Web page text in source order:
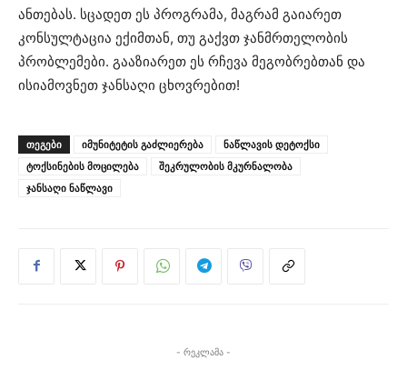
ანთებას. სცადეთ ეს პროგრამა, მაგრამ გაიარეთ
კონსულტაცია ექიმთან, თუ გაქვთ ჯანმრთელობის
პრობლემები. გააზიარეთ ეს რჩევა მეგობრებთან და
ისიამოვნეთ ჯანსაღი ცხოვრებით!
ᲗᲔᲒᲔᲑᲘ იმუნიტეტის გაძლიერება
ნაწლავის დეტოქსი
ტოქსინების მოცილება
შეკრულობის მკურნალობა
ჯანსაღი ნაწლავი
- რეკლამა -